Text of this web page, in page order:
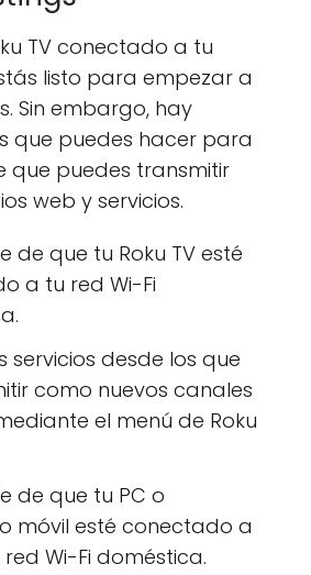
TV conectado a tu
listo para empezar a
Sin embargo, hay
que puedes hacer para
que puedes transmitir
web y servicios.
de que tu Roku TV esté
a tu red Wi-Fi
servicios desde los que
como nuevos canales
el menú de Roku
de que tu PC o
móvil esté conectado a
Wi-Fi doméstica.